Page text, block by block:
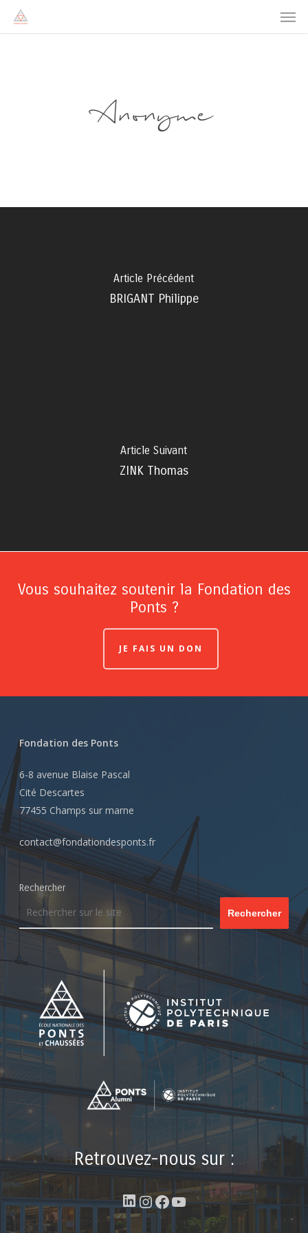
Anonyme
Article Précédent
BRIGANT Philippe
Article Suivant
ZINK Thomas
Vous souhaitez soutenir la Fondation des
Ponts ?
JE FAIS UN DON
Fondation des Ponts
6-8 avenue Blaise Pascal
Cité Descartes
77455 Champs sur marne
contact@fondationdesponts.fr
Rechercher
Rechercher
Retrouvez-nous sur :
LinkedIn
Instagram
Facebook
YouTube